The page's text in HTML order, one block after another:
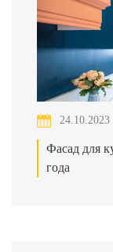
24.10.2023
Фасад для
года